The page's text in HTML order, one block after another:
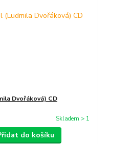
Dvořáková) CD
Skladem > 1
do košíku